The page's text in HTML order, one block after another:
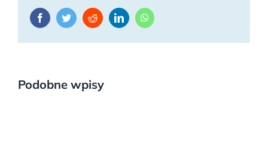
FacebookTwitterRedditLinkedInWhatsApp
Podobne wpisy